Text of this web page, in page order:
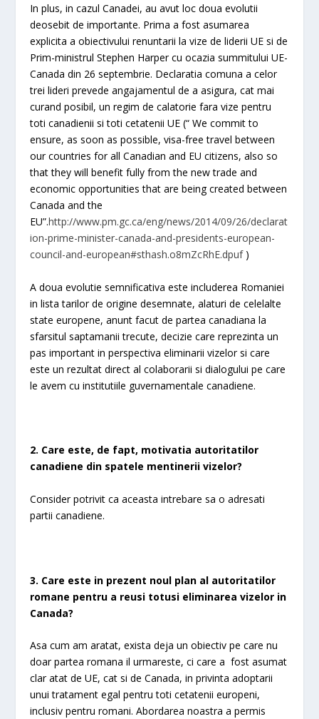
In plus, in cazul Canadei, au avut loc doua evolutii
deosebit de importante. Prima a fost asumarea
explicita a obiectivului renuntarii la vize de liderii UE si de
Prim-ministrul Stephen Harper cu ocazia summitului UE-
Canada din 26 septembrie. Declaratia comuna a celor
trei lideri prevede angajamentul de a asigura, cat mai
curand posibil, un regim de calatorie fara vize pentru
toti canadienii si toti cetatenii UE (“ We commit to
ensure, as soon as possible, visa-free travel between
our countries for all Canadian and EU citizens, also so
that they will benefit fully from the new trade and
economic opportunities that are being created between
Canada and the
EU”.http://www.pm.gc.ca/eng/news/2014/09/26/declarat
ion-prime-minister-canada-and-presidents-european-
council-and-european#sthash.o8mZcRhE.dpuf)
A doua evolutie semnificativa este includerea Romaniei
in lista tarilor de origine desemnate, alaturi de celelalte
state europene, anunt facut de partea canadiana la
sfarsitul saptamanii trecute, decizie care reprezinta un
pas important in perspectiva eliminarii vizelor si care
este un rezultat direct al colaborarii si dialogului pe care
le avem cu institutiile guvernamentale canadiene.
2. Care este, de fapt, motivatia autoritatilor
canadiene din spatele mentinerii vizelor?
Consider potrivit ca aceasta intrebare sa o adresati
partii canadiene.
3. Care este in prezent noul plan al autoritatilor
romane pentru a reusi totusi eliminarea vizelor in
Canada?
Asa cum am aratat, exista deja un obiectiv pe care nu
doar partea romana il urmareste, ci care a fost asumat
clar atat de UE, cat si de Canada, in privinta adoptarii
unui tratament egal pentru toti cetatenii europeni,
inclusiv pentru romani. Abordarea noastra a permis